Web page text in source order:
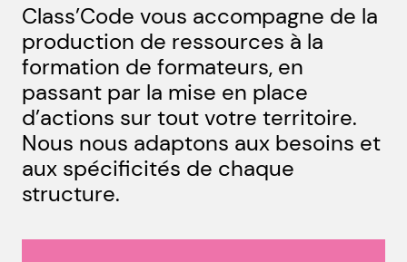
Class’Code vous accompagne de la
production de ressources à la
formation de formateurs, en
passant par la mise en place
d’actions sur tout votre territoire.
Nous nous adaptons aux besoins et
aux spécificités de chaque
structure.